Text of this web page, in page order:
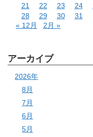
21
22 23 24
28
29 30
31
« 12月
2月 »
アーカイブ
2026年
8月
7月
6月
5月